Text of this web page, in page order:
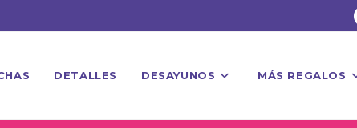
DETALLES DESAYUNOS MÁS REGALOS